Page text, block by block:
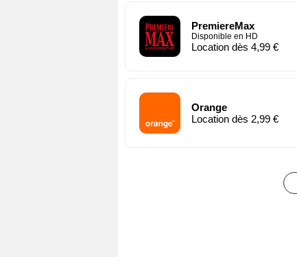
PremiereMax
Disponible en HD
Location dès 4,99 €
Orange
Location dès 2,99 €